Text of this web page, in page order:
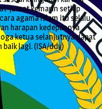
jumat kemarin setiap
agama Islam itu selalu
harapan kedepannya
ketua selanjutnya dapat
lagi. (ISA/ddy)